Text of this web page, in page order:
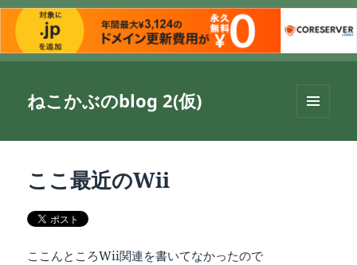
ねこかぶのblog 2(仮)
ーとウ
ここ最近のWii
ここんところWii関連を書いてなかったので